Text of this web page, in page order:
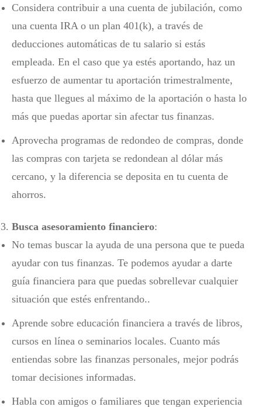
Considera contribuir a una cuenta de jubilación, como
una cuenta IRA o un plan 401(k), a través de
deducciones automáticas de tu salario si estás
empleada. En el caso que ya estés aportando, haz un
esfuerzo de aumentar tu aportación trimestralmente,
hasta que llegues al máximo de la aportación o hasta lo
más que puedas aportar sin afectar tus finanzas.
Aprovecha programas de redondeo de compras, donde
las compras con tarjeta se redondean al dólar más
cercano, y la diferencia se deposita en tu cuenta de
ahorros.
Busca asesoramiento financiero:
No temas buscar la ayuda de una persona que te pueda
ayudar con tus finanzas. Te podemos ayudar a darte
guía financiera para que puedas sobrellevar cualquier
situación que estés enfrentando..
Aprende sobre educación financiera a través de libros,
cursos en línea o seminarios locales. Cuanto más
entiendas sobre las finanzas personales, mejor podrás
tomar decisiones informadas.
Habla con amigos o familiares que tengan experiencia